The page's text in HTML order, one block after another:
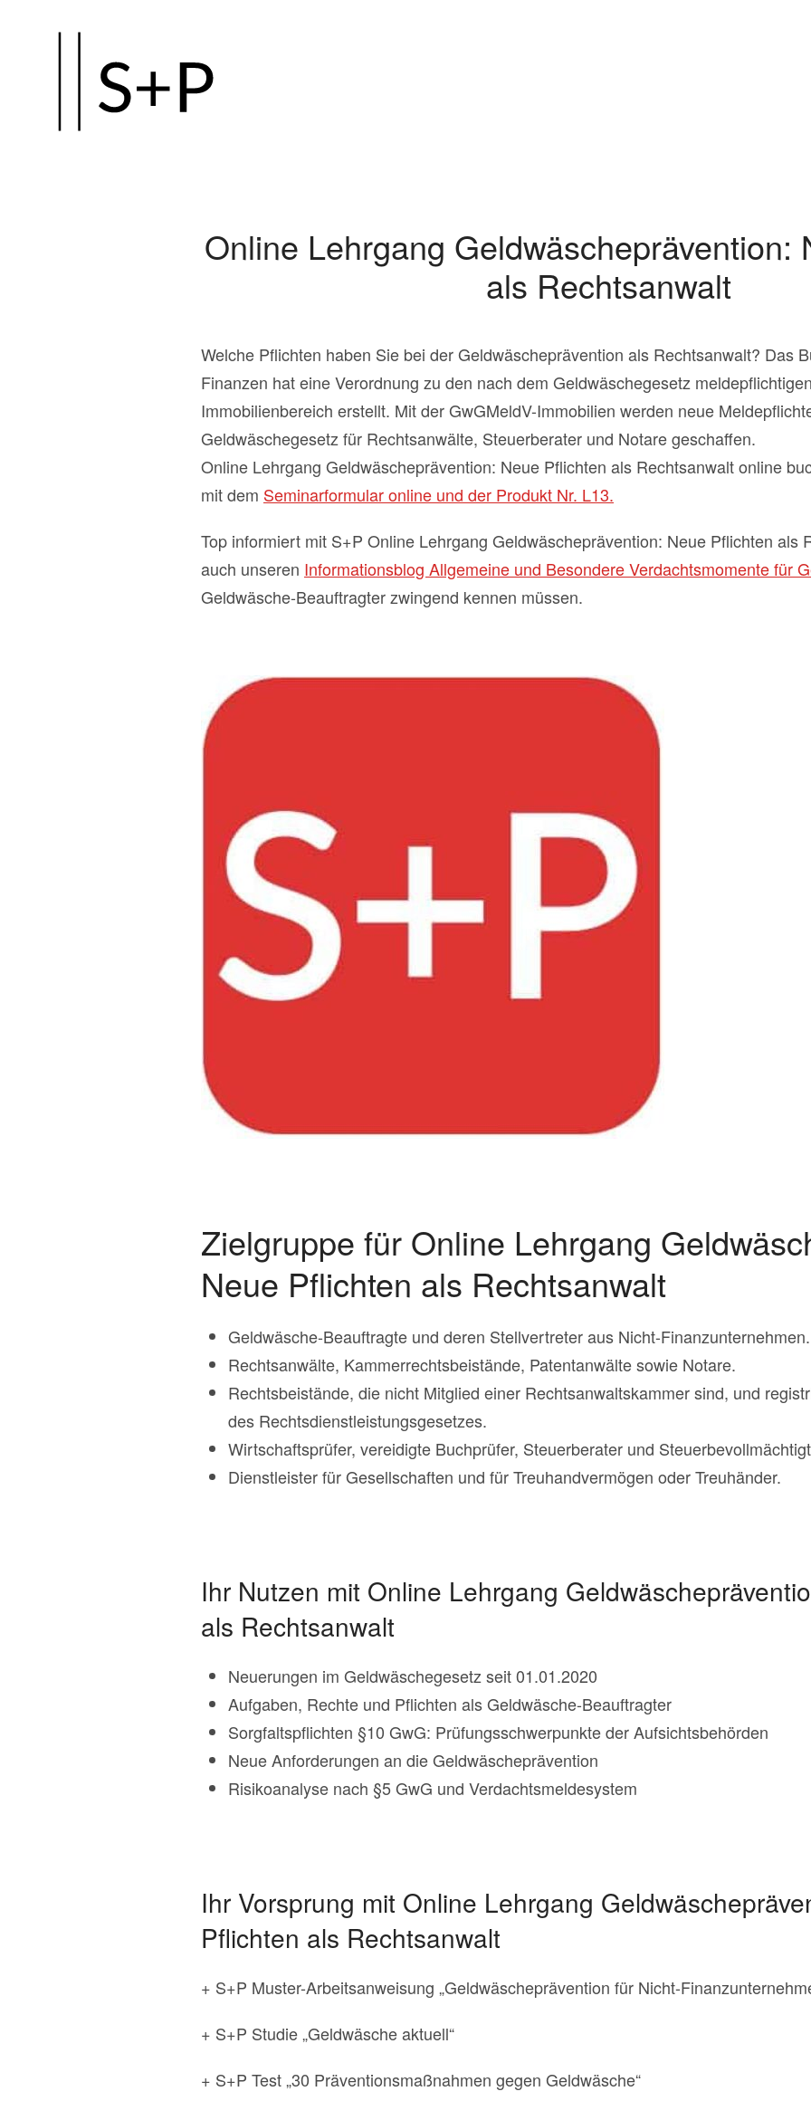
Hauptinhalt
Online Lehrgang Geldwäscheprävention:
als Rechtsanwalt
Welche Pflichten haben Sie bei der Geldwäscheprävention als Rechtsanwalt? Das
Finanzen hat eine Verordnung zu den nach dem Geldwäschegesetz
Immobilienbereich erstellt. Mit der GwGMeldV-Immobilien werden neue
Geldwäschegesetz für Rechtsanwälte, Steuerberater und Notare geschaffen.
Online Lehrgang Geldwäscheprävention: Neue Pflichten als Rechtsanwalt online
mit dem Seminarformular online und der Produkt Nr. L13.
Top informiert mit S+P Online Lehrgang Geldwäscheprävention: Neue Pflichten als
auch unseren Informationsblog Allgemeine und Besondere Verdachtsmomente für
Geldwäsche-Beauftragter zwingend kennen müssen.
Zielgruppe für Online Lehrgang
Neue Pflichten als Rechtsanwalt
Geldwäsche-Beauftragte und deren Stellvertreter aus Nicht-Finanzunternehmen.
Rechtsanwälte, Kammerrechtsbeistände, Patentanwälte sowie Notare.
Rechtsbeistände, die nicht Mitglied einer Rechtsanwaltskammer sind, und
des Rechtsdienstleistungsgesetzes.
Wirtschaftsprüfer, vereidigte Buchprüfer, Steuerberater und
Dienstleister für Gesellschaften und für Treuhandvermögen oder Treuhänder.
Ihr Nutzen mit Online Lehrgang
als Rechtsanwalt
Neuerungen im Geldwäschegesetz seit 01.01.2020
Aufgaben, Rechte und Pflichten als Geldwäsche-Beauftragter
Sorgfaltspflichten §10 GwG: Prüfungsschwerpunkte der Aufsichtsbehörden
Neue Anforderungen an die Geldwäscheprävention
Risikoanalyse nach §5 GwG und Verdachtsmeldesystem
Ihr Vorsprung mit Online Lehrgang
Pflichten als Rechtsanwalt
+ S+P Muster-Arbeitsanweisung „Geldwäscheprävention für Nicht-
+ S+P Studie „Geldwäsche aktuell“
+ S+P Test „30 Präventionsmaßnahmen gegen Geldwäsche“